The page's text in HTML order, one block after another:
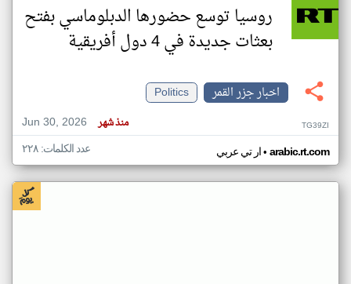
روسيا توسع حضورها الدبلوماسي بفتح
بعثات جديدة في 4 دول أفريقية
اخبار جزر القمر
Politics
Jun 30, 2026
منذ شهر TG39ZI
ار تي عربي• arabic.rt.com عدد الكلمات: ٢٢٨